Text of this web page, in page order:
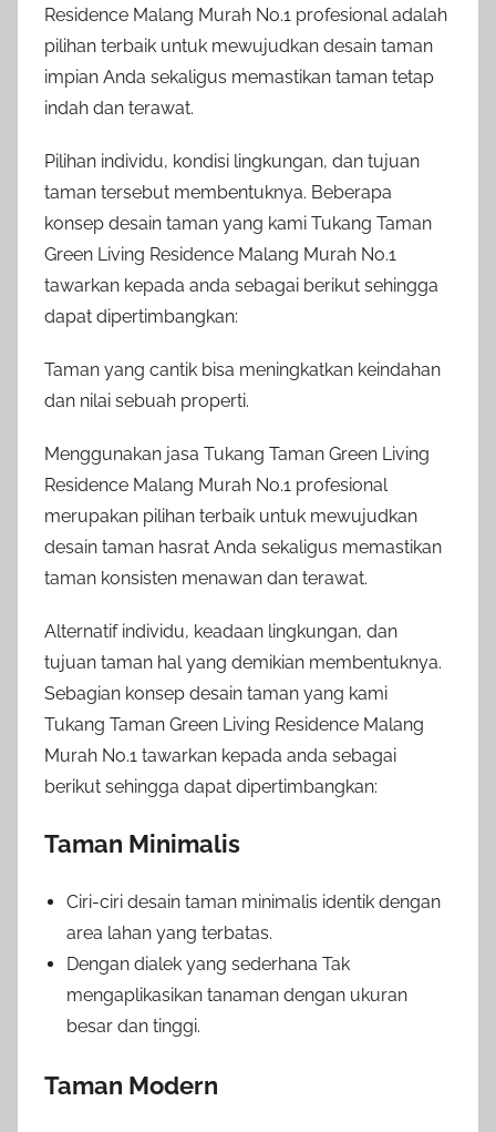
Residence Malang Murah No.1 profesional adalah
pilihan terbaik untuk mewujudkan desain taman
impian Anda sekaligus memastikan taman tetap
indah dan terawat.
Pilihan individu, kondisi lingkungan, dan tujuan
taman tersebut membentuknya. Beberapa
konsep desain taman yang kami Tukang Taman
Green Living Residence Malang Murah No.1
tawarkan kepada anda sebagai berikut sehingga
dapat dipertimbangkan:
Taman yang cantik bisa meningkatkan keindahan
dan nilai sebuah properti.
Menggunakan jasa Tukang Taman Green Living
Residence Malang Murah No.1 profesional
merupakan pilihan terbaik untuk mewujudkan
desain taman hasrat Anda sekaligus memastikan
taman konsisten menawan dan terawat.
Alternatif individu, keadaan lingkungan, dan
tujuan taman hal yang demikian membentuknya.
Sebagian konsep desain taman yang kami
Tukang Taman Green Living Residence Malang
Murah No.1 tawarkan kepada anda sebagai
berikut sehingga dapat dipertimbangkan:
Taman Minimalis
Ciri-ciri desain taman minimalis identik dengan
area lahan yang terbatas.
Dengan dialek yang sederhana Tak
mengaplikasikan tanaman dengan ukuran
besar dan tinggi.
Taman Modern